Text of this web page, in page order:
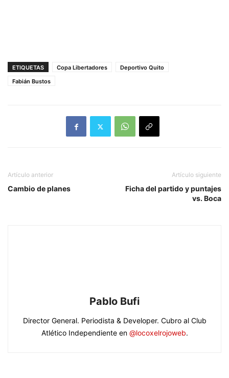
ETIQUETAS Copa Libertadores
Deportivo Quito
Fabián Bustos
Artículo anterior
Cambio de planes
Artículo siguiente
Ficha del partido y puntajes
vs. Boca
Pablo Bufi
Director General. Periodista & Developer. Cubro al Club
Atlético Independiente en @locoxelrojoweb.